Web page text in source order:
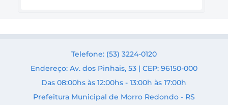
Telefone: (53) 3224-0120
Endereço: Av. dos Pinhais, 53 | CEP: 96150-000
Das 08:00hs às 12:00hs - 13:00h às 17:00h
Prefeitura Municipal de Morro Redondo - RS